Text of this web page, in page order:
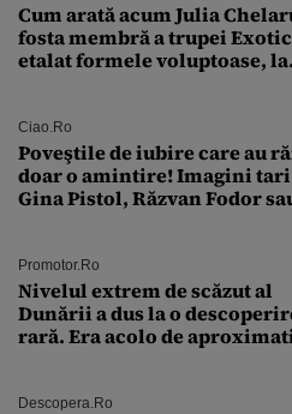
Cum arată acum Julia
fosta membră a trupei Exotic!
etalat formele voluptoase, la
Ciao.ro
Poveştile de iubire care au
doar o amintire! Imagini
Gina Pistol, Răzvan Fodor
Promotor.ro
Nivelul extrem de scăzut al
Dunării a dus la o
rară. Era acolo de
Descopera.ro